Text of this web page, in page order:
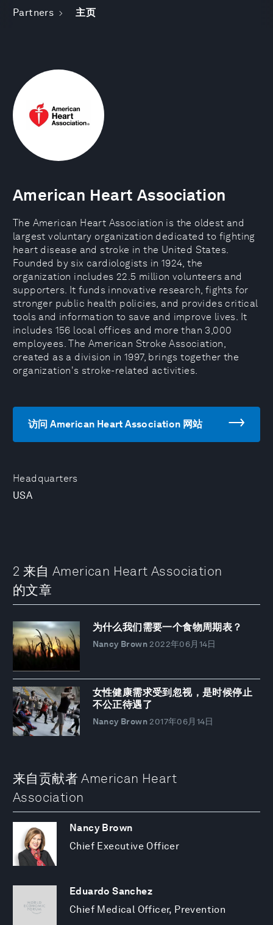
Partners 主页
Headquarters
USA
American Heart Association
The American Heart Association is the oldest and
largest voluntary organization dedicated to fighting
heart disease and stroke in the United States.
Founded by six cardiologists in 1924, the
organization includes 22.5 million volunteers and
supporters. It funds innovative research, fights for
stronger public health policies, and provides critical
tools and information to save and improve lives. It
includes 156 local offices and more than 3,000
employees. The American Stroke Association,
created as a division in 1997, brings together the
organization's stroke-related activities.
访问 American Heart Association 网站
2 来自 American Heart Association
的文章
为什么我们需要一个食物周期表？
Nancy Brown 2022年06月14日
女性健康需求受到忽视，是时候停止
不公正待遇了
Nancy Brown 2017年06月14日
来自贡献者 American Heart
Association
Nancy Brown
Chief Executive Officer
Eduardo Sanchez
Chief Medical Officer, Prevention